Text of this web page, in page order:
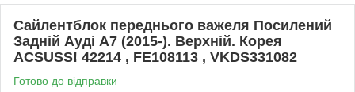
Сайлентблок переднього важеля Посилений
Задній Ауді А7 (2015-). Верхній. Корея
ACSUSS! 42214 , FE108113 , VKDS331082
Готово до відправки